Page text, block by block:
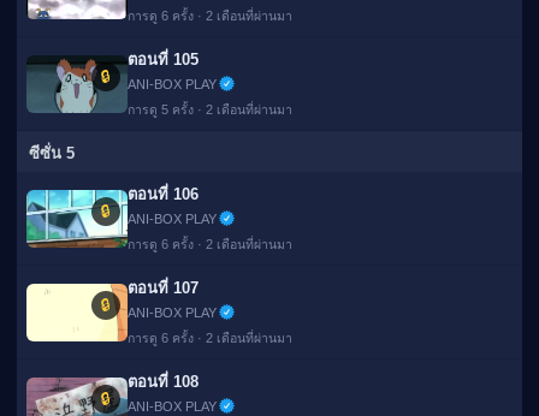
การดู 6 ครั้ง · 2 เดือนที่ผ่านมา
🔒
ตอนที่ 105
ANI-BOX PLAY
การดู 5 ครั้ง · 2 เดือนที่ผ่านมา
ซีซั่น 5
🔒
ตอนที่ 106
ANI-BOX PLAY
การดู 6 ครั้ง · 2 เดือนที่ผ่านมา
🔒
ตอนที่ 107
ANI-BOX PLAY
การดู 6 ครั้ง · 2 เดือนที่ผ่านมา
🔒
ตอนที่ 108
ANI-BOX PLAY